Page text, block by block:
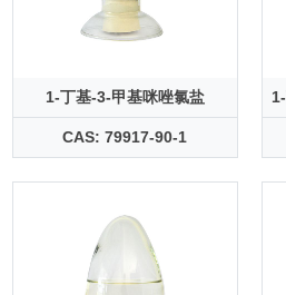
1-丁基-3-甲基咪唑氯盐
CAS: 79917-90-1